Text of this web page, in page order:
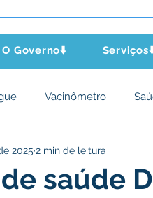
O Governo⬇️
Vacinômetro
e Meio Ambiente
saúde
2025 2 min de leitura